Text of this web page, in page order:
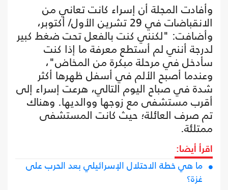
وأفادت المجلة أن إسراء كانت تعاني من
الانقباضات في 29 تشرين الأول/ أكتوبر،
وأضافت: "لكنني كنت بالفعل تحت ضغط كبير
لدرجة أنني لم أستطع معرفة ما إذا كنت
سأدخل في مرحلة مبكرة من المخاض"،
وعندما أصبح الألم في أسفل ظهرها أكثر
شدة في صباح اليوم التالي، هرعت إسراء إلى
أقرب مستشفى مع زوجها ووالديها. وهناك
تم صرف العائلة؛ حيث كانت المستشفى
ممتلئة.
اقرأ أيضا:
ما هي خطة الاحتلال الإسرائيلي بعد الحرب على
غزة؟